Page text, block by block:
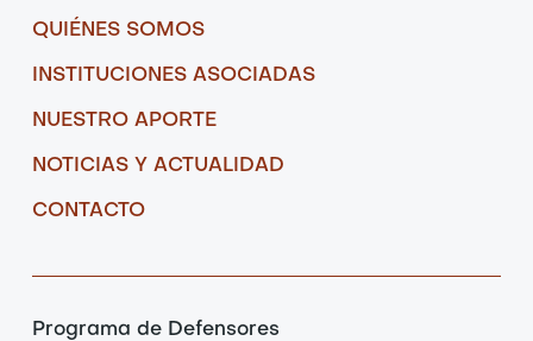
QUIÉNES SOMOS
INSTITUCIONES ASOCIADAS
NUESTRO APORTE
NOTICIAS Y ACTUALIDAD
CONTACTO
Programa de Defensores